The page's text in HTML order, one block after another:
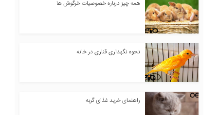
همه چیز درباره خصوصیات خرگوش ها
نحوه نگهداری قناری در خانه
راهنمای خرید غذای گربه